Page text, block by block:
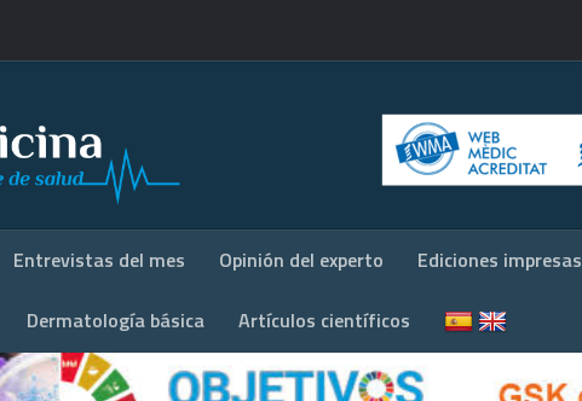
Entrevistas del mes Opinión del experto Ediciones impresas
Dermatología básica Artículos científicos